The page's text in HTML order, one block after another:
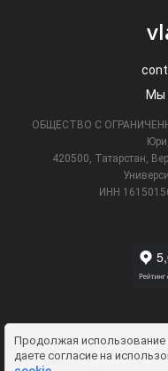
Продолжая использование
даете согласие на
Мы
ОБЩЕСТВО С
420500, Татарстан,
ИНН
Информация на
Телефон